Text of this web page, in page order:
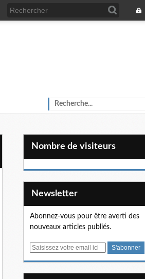
Nombre de visiteurs
Newsletter
Abonnez-vous pour être averti des
nouveaux articles publiés.
E